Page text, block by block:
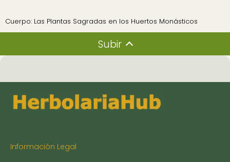
Cuerpo: Las Plantas Sagradas en los Huertos Monásticos
Subir
Información Legal